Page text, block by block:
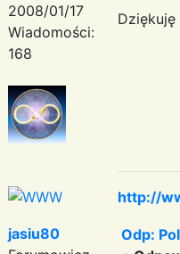
2008/01/17
Wiadomości:
168
Dziękuję
http://
jasiu80
Odp: